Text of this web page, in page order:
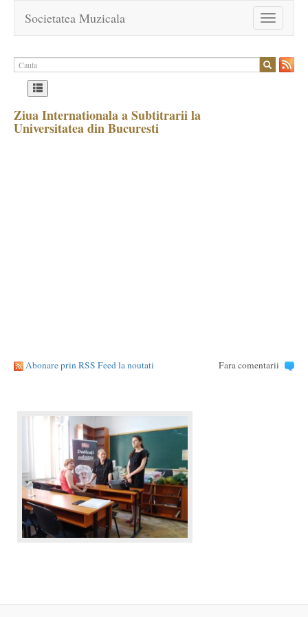
Toggle
navigation
Societatea Muzicala
Ziua Internationala a Subtitrarii la
Universitatea din Bucuresti
Abonare prin RSS Feed la noutati Fara comentarii